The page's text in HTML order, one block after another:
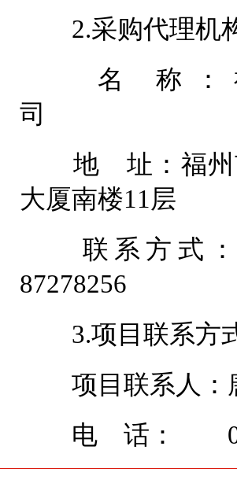
2.采购代理机
名 称：福
地 址：福州市
大厦
联系方式：
3.项目联系方
项目联系人：
电 话：